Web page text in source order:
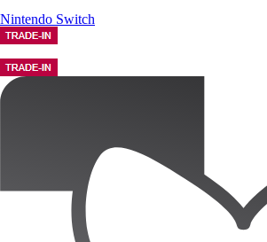
Nintendo Switch